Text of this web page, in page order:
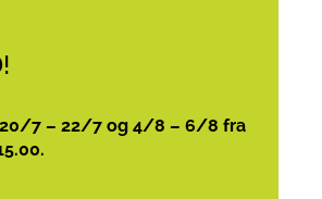
20/7 – 22/7 og 4/8 – 6/8 fra